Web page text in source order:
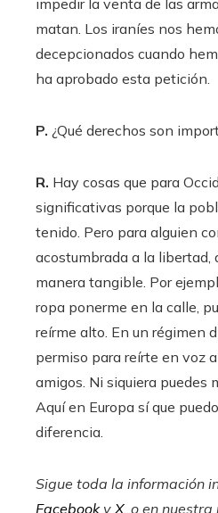
impedir la venta de las
matan. Los iraníes nos
decepcionados cuando
ha aprobado esta petición.
P. ¿Qué derechos son
R. Hay cosas que para
significativas porque la
tenido. Pero para alguien
acostumbrada a la libertad,
manera tangible. Por
ropa ponerme en la calle,
reírme alto. En un régimen
permiso para reírte en voz
amigos. Ni siquiera puedes
Aquí en Europa sí que
diferencia.
Sigue toda la información
FacebookyX, o en nuestra